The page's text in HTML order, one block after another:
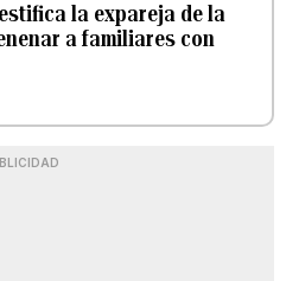
la expareja de la
a familiares con